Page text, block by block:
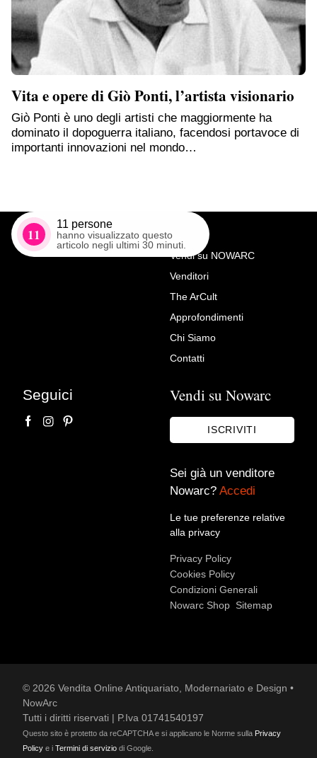
Vita e opere di Giò Ponti, l’artista visionario
Giò Ponti è uno degli artisti che maggiormente ha
dominato il dopoguerra italiano, facendosi portavoce di
importanti innovazioni nel mondo…
11
11 persone
hanno visualizzato questo
articolo negli ultimi 30 minuti.
Richiedi Maggiori Info su
Scultura in legno raffigurante
San Giuseppe con il Bambino
Accetto le condizioni sullaprivacy policy*.
Voglio rimanere aggiornato sulle ultime novità.
Vendi su NOWARC
Venditori
The ArCult
Approfondimenti
Chi Siamo
Contatti
Seguici Vendi su Nowarc
ISCRIVITI
Sei già un venditore
Nowarc? Accedi
Le tue preferenze relative
alla privacy
Privacy Policy
Cookies Policy
Condizioni Generali
Nowarc Shop Sitemap
© 2026 Vendita Online Antiquariato, Modernariato e Design •
NowArc
Tutti i diritti riservati | P.Iva 01741540197
Questo sito è protetto da reCAPTCHA e si applicano le Norme sulla Privacy
Policy e i Termini di servizio di Google.